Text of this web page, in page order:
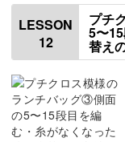
側面の1段目を
側面の2段目を
側面の3段目を
側面の4段目を
LESSON
12
プチ
5〜
替え